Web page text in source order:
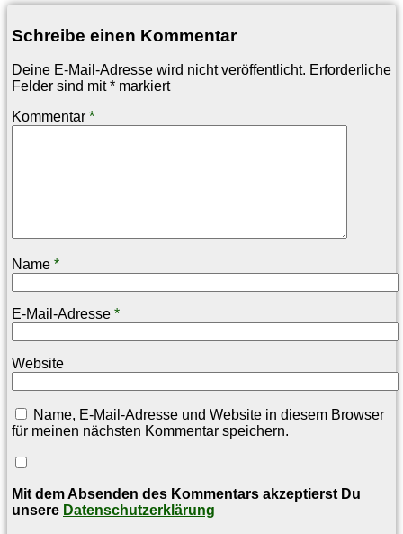
Schreibe einen Kommentar
Deine E-Mail-Adresse wird nicht veröffentlicht. Erforderliche
Felder sind mit* markiert
Kommentar *
Name *
E-Mail-Adresse *
Website
Name, E-Mail-Adresse und Website in diesem Browser
für meinen nächsten Kommentar speichern.
Mit dem Absenden des Kommentars akzeptierst Du
unsere Datenschutzerklärung